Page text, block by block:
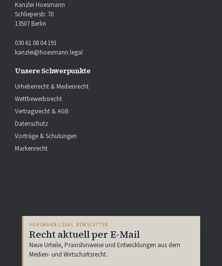
Kanzlei Hoesmann
Schlieperstr. 70
13507 Berlin
030 61 08 04 191
kanzlei@hoesmann.legal
Unsere Schwerpunkte
Urheberrecht & Medienrecht
Wettbewerbsrecht
Vertragsrecht & AGB
Datenschutz
Vorträge & Schulungen
Markenrecht
HOESMANN.LEGAL NEWSLETTER
Recht aktuell per E-Mail
Neue Urteile, Praxishinweise und Entwicklungen aus dem
Medien- und Wirtschaftsrecht.